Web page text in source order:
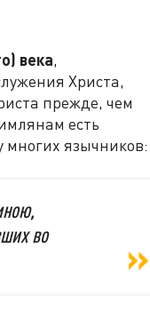
века,
Христа,
прежде, чем
есть
многих язычников:
во